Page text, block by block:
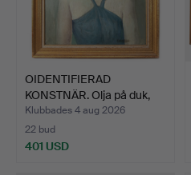
OIDENTIFIERAD
KONSTNÄR. Olja på duk,
signe…
Klubbades 4 aug 2026
22 bud
401 USD